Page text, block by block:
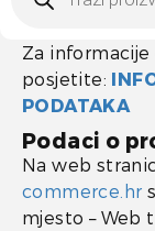
Za
posjetite:
PODATAKA
Podaci o
Na web
commerce.hr
mjesto – Web